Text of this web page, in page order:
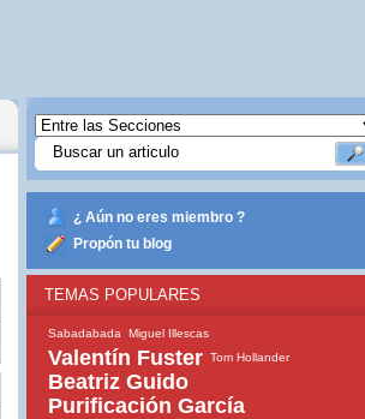
¿ Aún no eres miembro ?
Propón tu blog
TEMAS POPULARES
Sabadabada Miguel Illescas
Valentín Fuster Tom Hollander
Beatriz Guido
Purificación García